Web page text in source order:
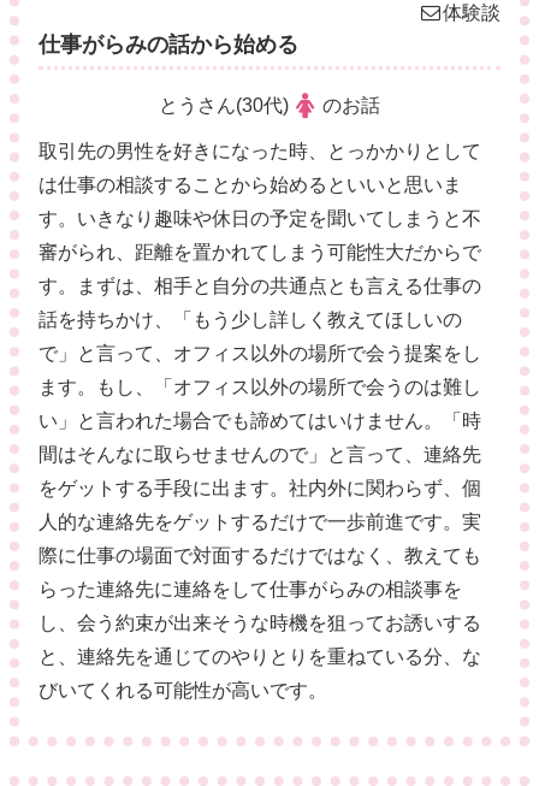
体験談
仕事がらみの話から始める
とうさん(30代) のお話
取引先の男性を好きになった時、とっかかりとして
は仕事の相談することから始めるといいと思いま
す。いきなり趣味や休日の予定を聞いてしまうと不
審がられ、距離を置かれてしまう可能性大だからで
す。まずは、相手と自分の共通点とも言える仕事の
話を持ちかけ、「もう少し詳しく教えてほしいの
で」と言って、オフィス以外の場所で会う提案をし
ます。もし、「オフィス以外の場所で会うのは難し
い」と言われた場合でも諦めてはいけません。「時
間はそんなに取らせませんので」と言って、連絡先
をゲットする手段に出ます。社内外に関わらず、個
人的な連絡先をゲットするだけで一歩前進です。実
際に仕事の場面で対面するだけではなく、教えても
らった連絡先に連絡をして仕事がらみの相談事を
し、会う約束が出来そうな時機を狙ってお誘いする
と、連絡先を通じてのやりとりを重ねている分、な
びいてくれる可能性が高いです。